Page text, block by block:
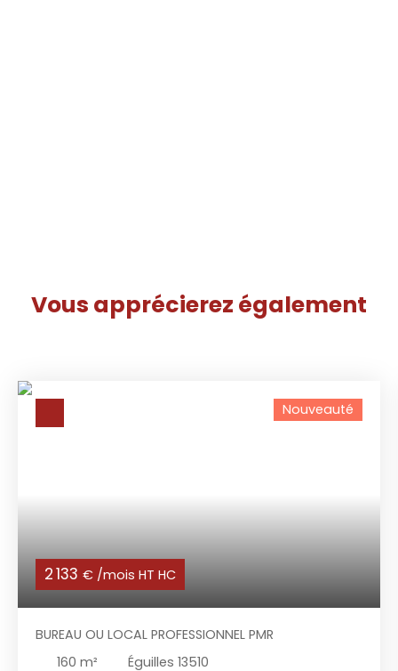
Vous apprécierez également
2 133 € /mois HT HC
Nouveauté
BUREAU OU LOCAL PROFESSIONNEL PMR
160 m² Éguilles 13510